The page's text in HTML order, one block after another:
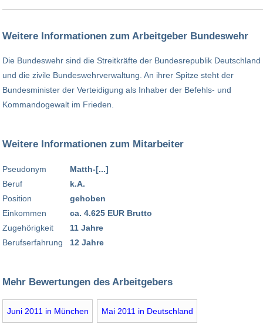
Weitere Informationen zum Arbeitgeber Bundeswehr
Die Bundeswehr sind die Streitkräfte der Bundesrepublik Deutschland
und die zivile Bundeswehrverwaltung. An ihrer Spitze steht der
Bundesminister der Verteidigung als Inhaber der Befehls- und
Kommandogewalt im Frieden.
Weitere Informationen zum Mitarbeiter
Pseudonym
Beruf
Position
Einkommen
Zugehörigkeit
Berufserfahrung
Matth-[...]
k.A.
gehoben
ca. 4.625 EUR Brutto
11 Jahre
12 Jahre
Mehr Bewertungen des Arbeitgebers
Juni 2011 in München Mai 2011 in Deutschland